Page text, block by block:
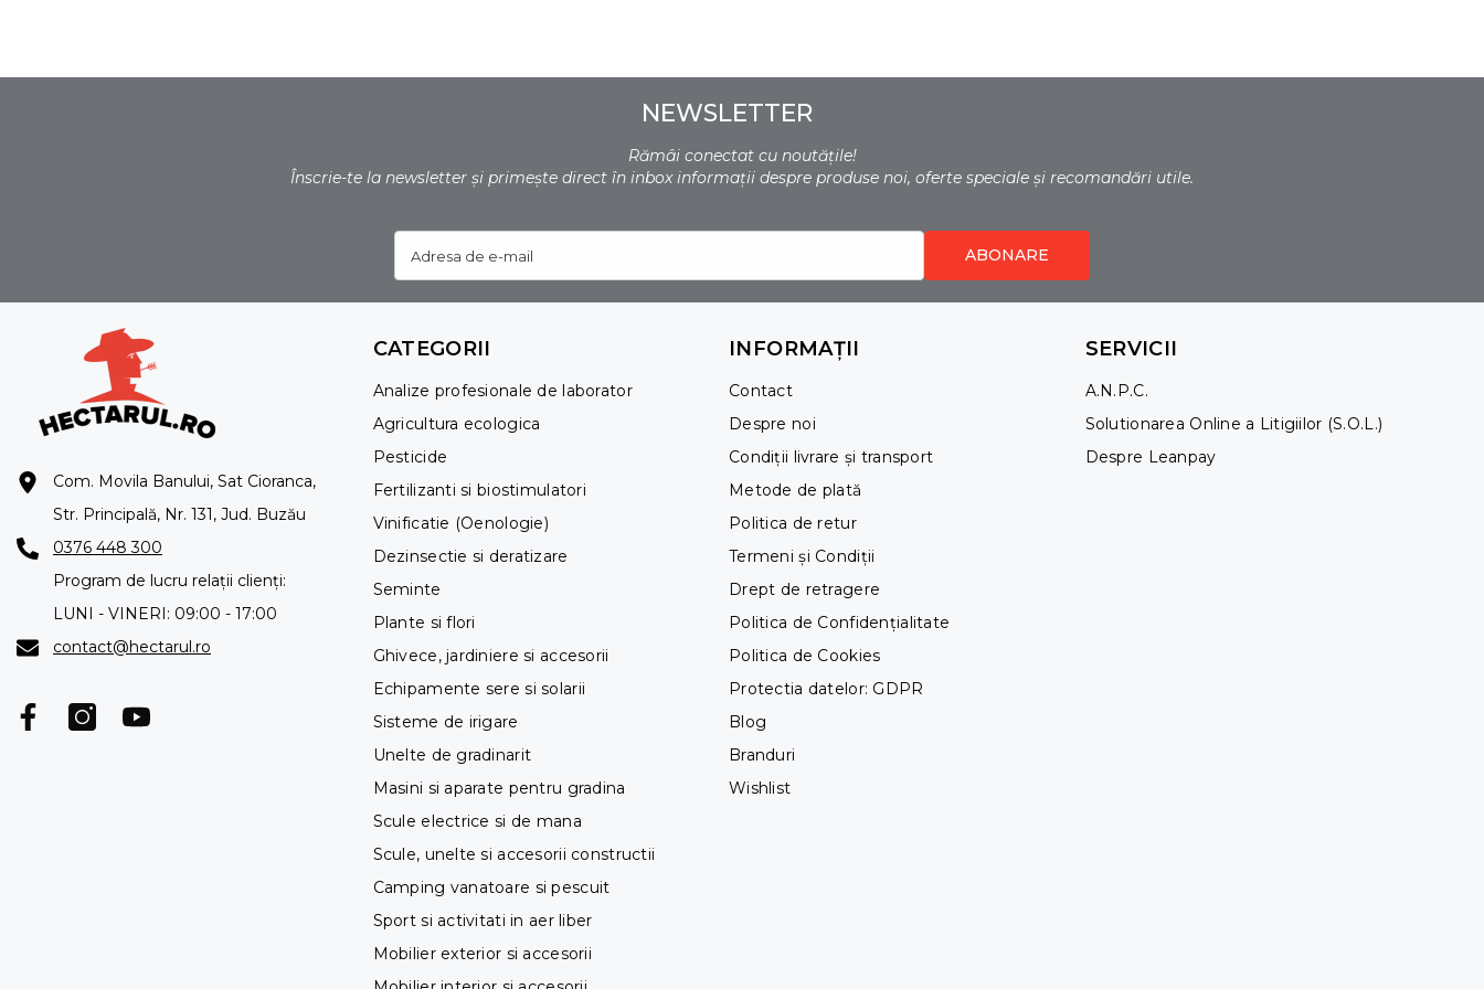
NEWSLETTER
Rămâi conectat cu noutățile!
Înscrie-te la newsletter și primește direct în inbox informații despre produse noi, oferte speciale și recomandări utile.
Adresa de e-mail ABONARE
Com. Movila Banului, Sat Cioranca,
Str. Principală, Nr. 131, Jud. Buzău
0376 448 300
Program de lucru relații clienți:
LUNI - VINERI: 09:00 - 17:00
contact@hectarul.ro
CATEGORII
Analize profesionale de laborator
Agricultura ecologica
Pesticide
Fertilizanti si biostimulatori
Vinificatie (Oenologie)
Dezinsectie si deratizare
Seminte
Plante si flori
Ghivece, jardiniere si accesorii
Echipamente sere si solarii
Sisteme de irigare
Unelte de gradinarit
Masini si aparate pentru gradina
Scule electrice si de mana
Scule, unelte si accesorii constructii
Camping vanatoare si pescuit
Sport si activitati in aer liber
Mobilier exterior si accesorii
INFORMAȚII
Contact
Despre noi
Condiții livrare și transport
Metode de plată
Politica de retur
Termeni și Condiții
Drept de retragere
Politica de Confidențialitate
Politica de Cookies
Protectia datelor: GDPR
Blog
Branduri
Wishlist
SERVICII
A.N.P.C.
Solutionarea Online a Litigiilor (S.O.L.)
Despre Leanpay